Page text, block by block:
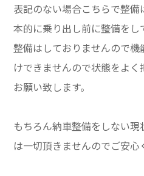
表記のない場合こちらで整
本的に乗り出し前に整備をし
整備はしておりませんので
けできませんので状態をよ
お願い致します。
もちろん納車整備をしない
は一切頂きませんのでご安心